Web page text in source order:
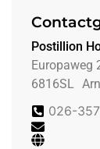
Postillion
Europaweg
6816SL
026-